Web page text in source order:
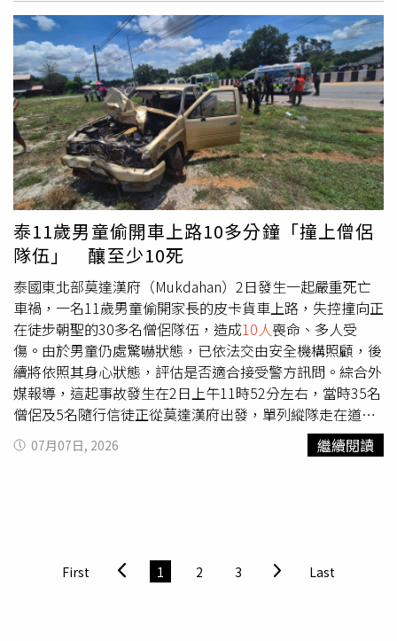
1人死亡36人受傷。此前一週，1枚炸彈才在1間深受律師歡
迎的咖啡廳爆炸，造成10人死亡、21人受傷。敘利亞內政
部長哈塔卜（Anas Khattab）稍早於9日宣布，策劃這些爆
炸攻擊的嫌犯已遭逮捕。他在《敘利亞阿拉伯通訊社》
（Syrian Arab News Agency）發布的聲明中稱：「策劃2天
前針對大馬士革發動恐怖爆炸攻擊的涉案組織，目前已遭我
方拘押。」他補充，待調查完成後，當局將公布該組織成員
的身分、各自扮演的角色，以及所有相關聯繫。據悉，當局
針對大馬士革及周邊鄉村地區共4個社區同步展開的突襲行
動，成功逮捕了這些嫌犯。7日的爆炸事件發生後，法國總
統馬克宏（Emmanuel Macron）與敘利亞總統沙拉
（Ahmed al-Sharaa）也共同發表談話。馬克宏指出：「我
們必須立即與所有傷者站在一起，持續在安全問題上採取毫
不妥協的立場……但也不能讓自己因此陷入動盪。」
泰11歲男童偷開車上路10多分鐘「撞上僧侶
隊伍」 釀至少10死
泰國東北部莫達漢府（Mukdahan）2日發生一起嚴重死亡
車禍，一名11歲男童偷開家長的皮卡貨車上路，失控撞向正
在徒步朝聖的30多名僧侶隊伍，造成10人喪命、多人受
傷。由於男童仍處驚嚇狀態，已依法交由安全機構照顧，後
續將依照其身心狀態，評估是否適合接受警方訊問。綜合外
媒報導，這起事故發生在2日上午11時52分左右，當時35名
僧侶及5名隨行信徒正從莫達漢府出發，單列縱隊走在道路
路肩，計畫一路前往烏汶府，此時一名11歲男童駕駛的皮卡
貨車卻開始暴衝，直直朝著僧侶隊伍高速撞過去。隊伍最前
攤，男童便趁機把車開走，短短上路10多分鐘就釀禍。由於
男童仍處驚嚇狀態，目前已依《兒童保護法》等規定，交由
07月07日, 2026 繼續閱讀
First 1 2 3 Last